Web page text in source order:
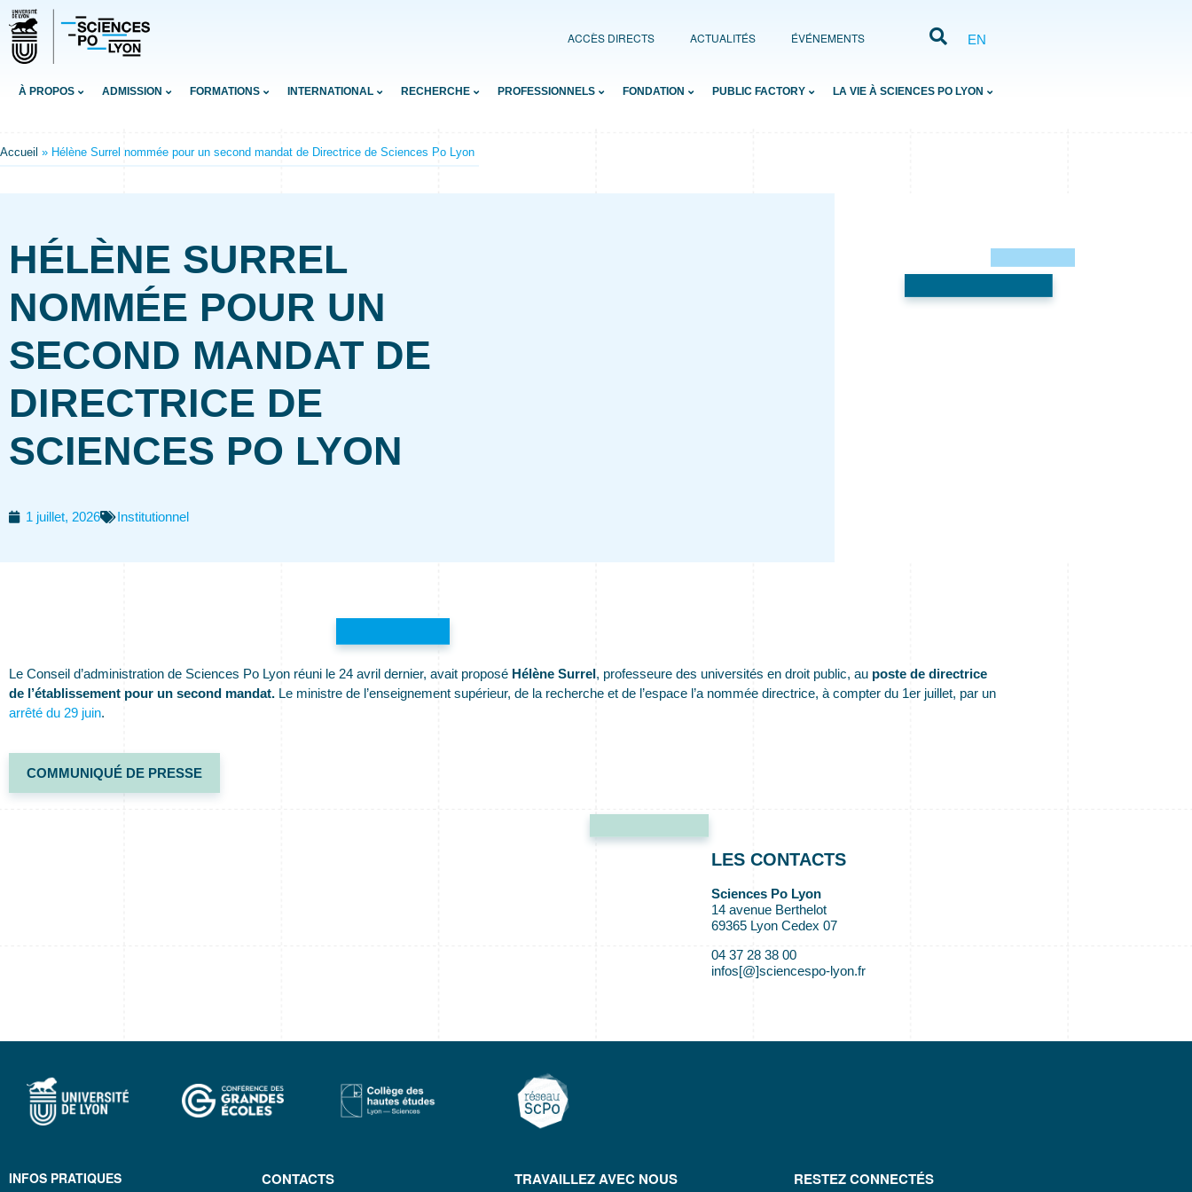
ACCÈS DIRECTS ACTUALITÉS ÉVÉNEMENTS EN
À PROPOS ADMISSION FORMATIONS INTERNATIONAL RECHERCHE PROFESSIONNELS FONDATION PUBLIC FACTORY LA VIE À SCIENCES PO LYON
Accueil » Hélène Surrel nommée pour un second mandat de Directrice de Sciences Po Lyon
HÉLÈNE SURREL
NOMMÉE POUR UN
SECOND MANDAT DE
DIRECTRICE DE
SCIENCES PO LYON
1 juillet, 2026 Institutionnel
Le Conseil d’administration de Sciences Po Lyon réuni le 24 avril dernier, avait proposé Hélène Surrel, professeure des universités en droit public, au poste de directrice
de l’établissement pour un second mandat. Le ministre de l’enseignement supérieur, de la recherche et de l’espace l’a nommée directrice, à compter du 1er juillet, par un
arrêté du 29 juin.
COMMUNIQUÉ DE PRESSE
LES CONTACTS
Sciences Po Lyon
14 avenue Berthelot
69365 Lyon Cedex 07
04 37 28 38 00
infos[@]sciencespo-lyon.fr
INFOS PRATIQUES CONTACTS TRAVAILLEZ AVEC NOUS RESTEZ CONNECTÉS